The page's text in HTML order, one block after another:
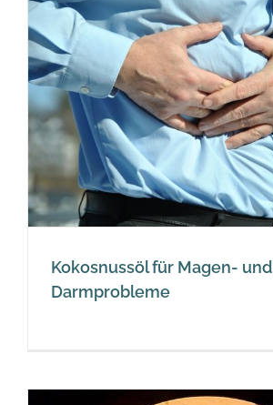
Kokosnussöl für Magen- und
Darmprobleme